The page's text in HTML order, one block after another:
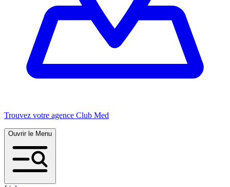
Trouvez votre agence Club Med
Ouvrir le Menu